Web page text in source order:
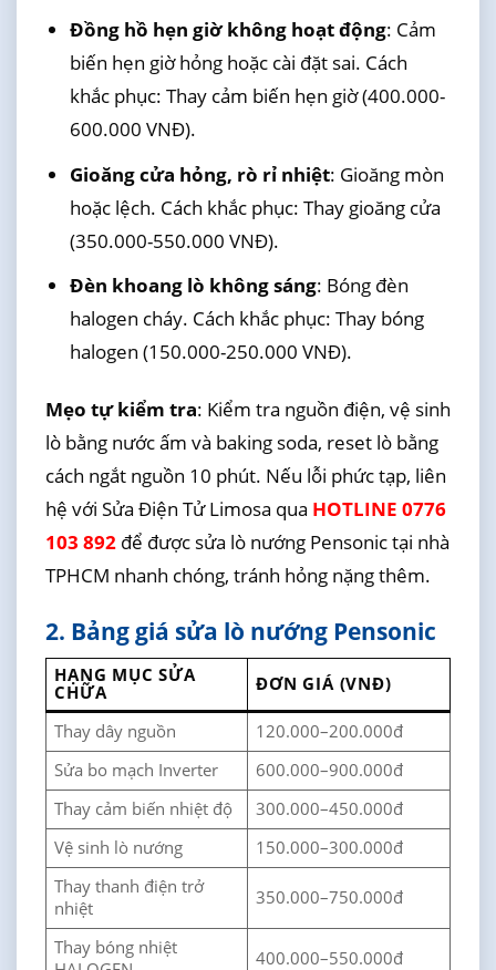
Đồng hồ hẹn giờ không hoạt động: Cảm
biến hẹn giờ hỏng hoặc cài đặt sai. Cách
khắc phục: Thay cảm biến hẹn giờ (400.000-
600.000 VNĐ).
Gioăng cửa hỏng, rò rỉ nhiệt: Gioăng mòn
hoặc lệch. Cách khắc phục: Thay gioăng cửa
(350.000-550.000 VNĐ).
Đèn khoang lò không sáng: Bóng đèn
halogen cháy. Cách khắc phục: Thay bóng
halogen (150.000-250.000 VNĐ).
Mẹo tự kiểm tra: Kiểm tra nguồn điện, vệ sinh
lò bằng nước ấm và baking soda, reset lò bằng
cách ngắt nguồn 10 phút. Nếu lỗi phức tạp, liên
hệ với Sửa Điện Tử Limosa qua HOTLINE 0776
103 892để được sửa lò nướng Pensonic tại nhà
TPHCM nhanh chóng, tránh hỏng nặng thêm.
2. Bảng giá sửa lò nướng Pensonic
HẠNG MỤC SỬA
CHỮA ĐƠN GIÁ (VNĐ)
Thay dây nguồn
120.000–200.000đ
Sửa bo mạch Inverter
600.000–900.000đ
Thay cảm biến nhiệt độ
300.000–450.000đ
Vệ sinh lò nướng
150.000–300.000đ
Thay thanh điện trở
nhiệt
350.000–750.000đ
Thay bóng nhiệt
400.000–550.000đ